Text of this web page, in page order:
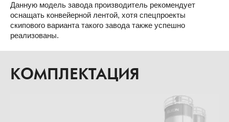
Данную модель завода производитель рекомендует
оснащать конвейерной лентой, хотя спецпроекты
скипового варианта такого завода также успешно
реализованы.
КОМПЛЕКТАЦИЯ